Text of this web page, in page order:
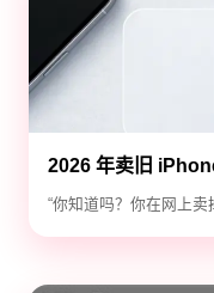
2026 年卖旧
除隐私，防止数据
“你知道吗？你在网上